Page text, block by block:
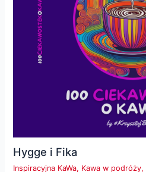
Hygge i Fika
Inspiracyjna KaWa, Kawa w podróży,